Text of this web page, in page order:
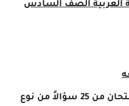
العربية الصف السادس
نوع وطبيعة الأسئلة: يتكون الامتحان من 25 سؤالاً من نوع